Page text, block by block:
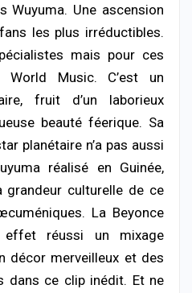
Wuyuma. Une ascension
les plus irréductibles.
mais pour ces
Music. C’est un
fruit d’un laborieux
beauté féerique. Sa
planétaire n’a pas aussi
réalisé en Guinée,
grandeur culturelle de ce
La Beyonce
effet réussi un mixage
décor merveilleux et des
dans ce clip inédit. Et ne